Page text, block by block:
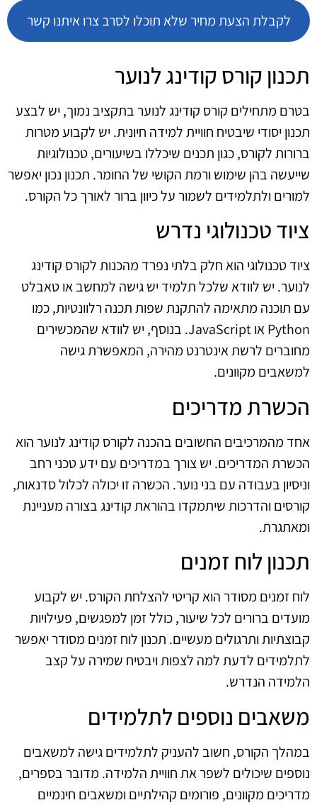
לקבלת הצעת מחיר שלא תוכלו לסרב צרו איתנו קשר
תכנון קורס קודינג לנוער
בטרם מתחילים קורס קודינג לנוער בתקציב נמוך, יש לבצע
תכנון יסודי שיבטיח חוויית למידה חיונית. יש לקבוע מטרות
ברורות לקורס, כגון תכנים שיכללו בשיעורים, טכנולוגיות
שייעשה בהן שימוש ורמת הקושי של החומר. תכנון נכון יאפשר
למורים ולתלמידים לשמור על כיוון ברור לאורך כל הקורס.
ציוד טכנולוגי נדרש
ציוד טכנולוגי הוא חלק בלתי נפרד מהכנות לקורס קודינג
לנוער. יש לוודא שלכל תלמיד יש גישה למחשב או טאבלט
עם תוכנה מתאימה להתקנת שפות תכנה רלוונטיות, כמו
Python או JavaScript. בנוסף, יש לוודא שהמכשירים
מחוברים לרשת אינטרנט מהירה, המאפשרת גישה
למשאבים מקוונים.
הכשרת מדריכים
אחד מהמרכיבים החשובים בהכנה לקורס קודינג לנוער הוא
הכשרת המדריכים. יש צורך במדריכים עם ידע טכני רחב
וניסיון בעבודה עם בני נוער. הכשרה זו יכולה לכלול סדנאות,
קורסים והדרכות שיתמקדו בהוראת קודינג בצורה מעניינת
ומאתגרת.
תכנון לוח זמנים
לוח זמנים מסודר הוא קריטי להצלחת הקורס. יש לקבוע
מועדים ברורים לכל שיעור, כולל זמן למפגשים, פעילויות
קבוצתיות ותרגולים מעשיים. תכנון לוח זמנים מסודר יאפשר
לתלמידים לדעת למה לצפות ויבטיח שמירה על קצב
הלמידה הנדרש.
משאבים נוספים לתלמידים
במהלך הקורס, חשוב להעניק לתלמידים גישה למשאבים
נוספים שיכולים לשפר את חוויית הלמידה. מדובר בספרים,
מדריכים מקוונים, פורומים קהילתיים ומשאבים חינמיים